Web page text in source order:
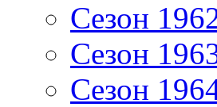
Сезон
Сезон
Сезон